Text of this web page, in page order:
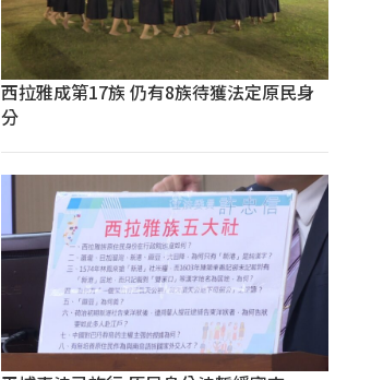
西拉雅成第17族 仍有8族待獲法定原民身
分